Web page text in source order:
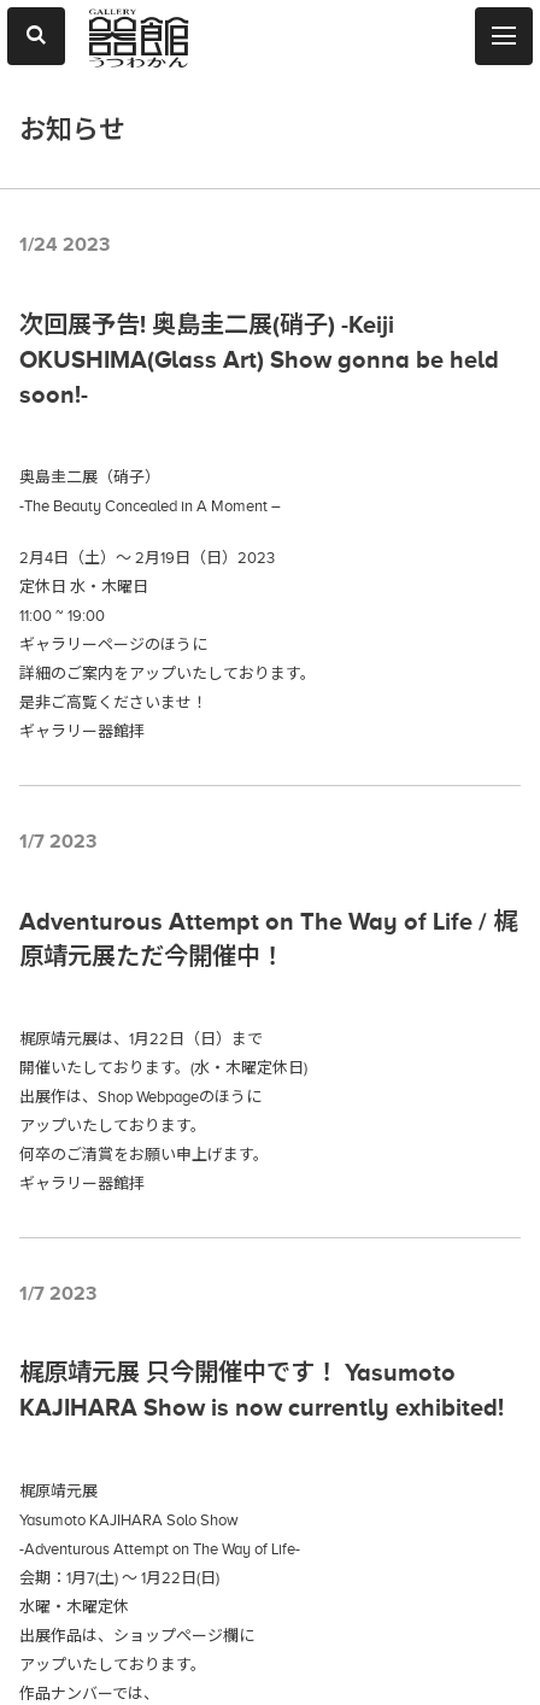
お知らせ
1/24 2023
次回展予告! 奥島圭二展(硝子) -Keiji
OKUSHIMA(Glass Art) Show gonna be held
soon!-
奥島圭二展（硝子）
-The Beauty Concealed in A Moment –
2月4日（土）～ 2月19日（日）2023
定休日 水・木曜日
11:00 ~ 19:00
ギャラリーページのほうに
詳細のご案内をアップいたしております。
是非ご高覧くださいませ！
ギャラリー器館拝
1/7 2023
Adventurous Attempt on The Way of Life / 梶
原靖元展ただ今開催中！
梶原靖元展は、1月22日（日）まで
開催いたしております。(水・木曜定休日)
出展作は、Shop Webpageのほうに
アップいたしております。
何卒のご清賞をお願い申上げます。
ギャラリー器館拝
1/7 2023
梶原靖元展 只今開催中です！ Yasumoto
KAJIHARA Show is now currently exhibited!
梶原靖元展
Yasumoto KAJIHARA Solo Show
-Adventurous Attempt on The Way of Life-
会期：1月7(土) ～ 1月22日(日)
水曜・木曜定休
出展作品は、ショップページ欄に
アップいたしております。
作品ナンバーでは、